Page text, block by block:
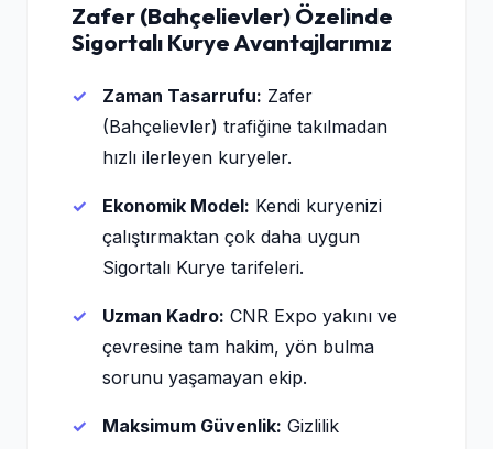
Zafer (Bahçelievler) Özelinde
Sigortalı Kurye Avantajlarımız
Zaman Tasarrufu: Zafer
(Bahçelievler) trafiğine takılmadan
hızlı ilerleyen kuryeler.
Ekonomik Model: Kendi kuryenizi
çalıştırmaktan çok daha uygun
Sigortalı Kurye tarifeleri.
Uzman Kadro: CNR Expo yakını ve
çevresine tam hakim, yön bulma
sorunu yaşamayan ekip.
Maksimum Güvenlik: Gizlilik